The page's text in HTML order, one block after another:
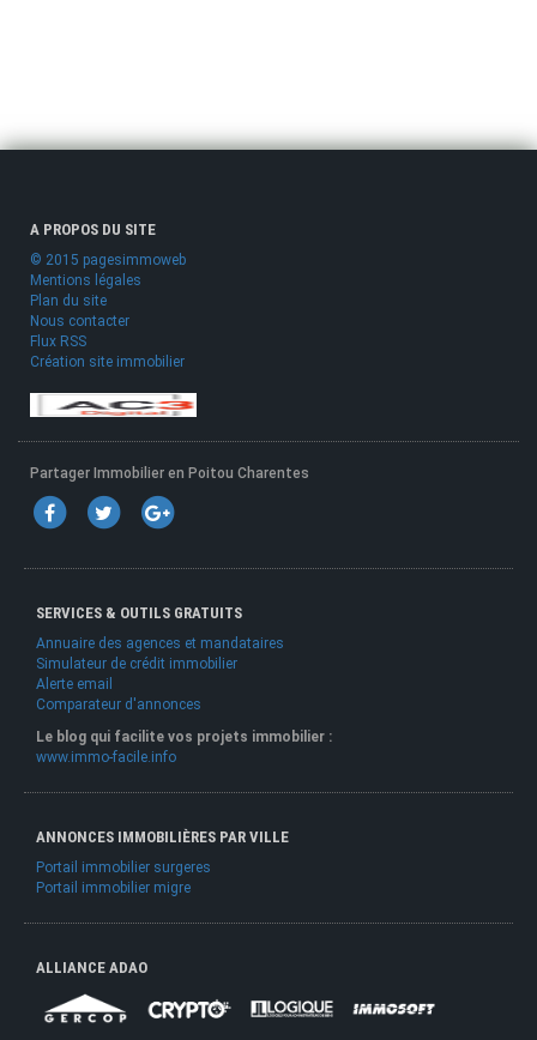
A PROPOS DU SITE
© 2015 pagesimmoweb
Mentions légales
Plan du site
Nous contacter
Flux RSS
Création site immobilier
Partager Immobilier en Poitou Charentes
SERVICES & OUTILS GRATUITS
Annuaire des agences et mandataires
Simulateur de crédit immobilier
Alerte email
Comparateur d'annonces
Le blog qui facilite vos projets immobilier :
www.immo-facile.info
ANNONCES IMMOBILIÈRES PAR VILLE
Portail immobilier surgeres
Portail immobilier migre
ALLIANCE ADAO